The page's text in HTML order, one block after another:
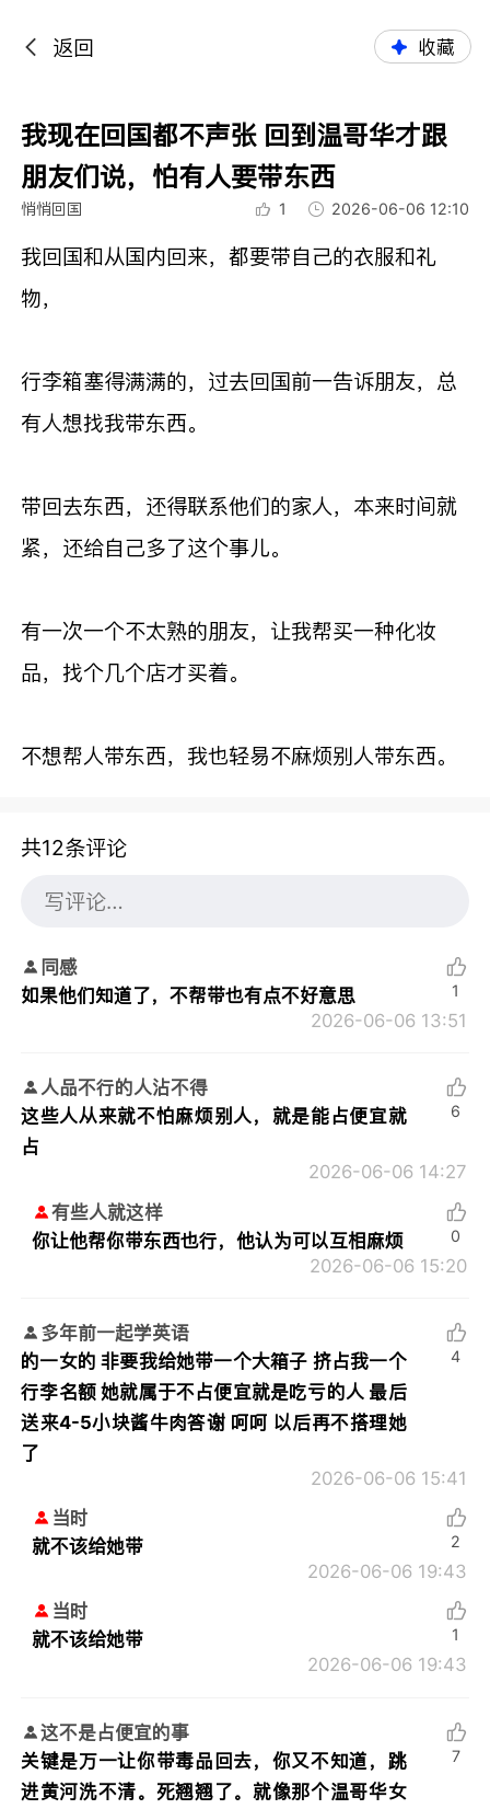
返回 收藏
我现在回国都不声张 回到温哥华才跟
朋友们说，怕有人要带东西
悄悄回国 1 2026-06-06 12:10
我回国和从国内回来，都要带自己的衣服和礼
物，
行李箱塞得满满的，过去回国前一告诉朋友，总
有人想找我带东西。
带回去东西，还得联系他们的家人，本来时间就
紧，还给自己多了这个事儿。
有一次一个不太熟的朋友，让我帮买一种化妆
品，找个几个店才买着。
不想帮人带东西，我也轻易不麻烦别人带东西。
共12条评论
同感
如果他们知道了，不帮带也有点不好意思
2026-06-06 13:51
1
人品不行的人沾不得
这些人从来就不怕麻烦别人，就是能占便宜就
占
2026-06-06 14:27
6
有些人就这样
你让他帮你带东西也行，他认为可以互相麻烦
2026-06-06 15:20
0
多年前一起学英语
的一女的 非要我给她带一个大箱子 挤占我一个
行李名额 她就属于不占便宜就是吃亏的人 最后
送来4-5小块酱牛肉答谢 呵呵 以后再不搭理她
了
2026-06-06 15:41
4
当时
就不该给她带
2026-06-06 19:43
2
当时
就不该给她带
2026-06-06 19:43
1
这不是占便宜的事
关键是万一让你带毒品回去，你又不知道，跳
进黄河洗不清。死翘翘了。就像那个温哥华女
7